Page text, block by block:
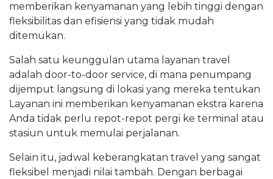
memberikan kenyamanan yang lebih tinggi dengan
fleksibilitas dan efisiensi yang tidak mudah
ditemukan.
Salah satu keunggulan utama layanan travel
adalah door-to-door service, di mana penumpang
dijemput langsung di lokasi yang mereka tentukan
Layanan ini memberikan kenyamanan ekstra karena
Anda tidak perlu repot-repot pergi ke terminal atau
stasiun untuk memulai perjalanan.
Selain itu, jadwal keberangkatan travel yang sangat
fleksibel menjadi nilai tambah. Dengan berbagai